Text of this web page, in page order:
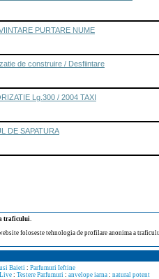
PURTARE NUME
de construire / Desfiintare
Lg.300 / 2004 TAXI
DE SAPATURA
traficului.
foloseste tehnologia de profilare anonima a
Baieti : Parfumuri Ieftine
: Testere Parfumuri : anvelope iarna : natural potent